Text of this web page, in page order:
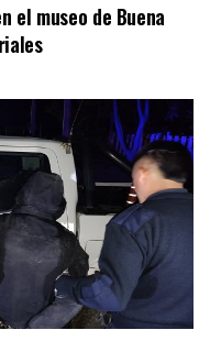
el museo de Buena